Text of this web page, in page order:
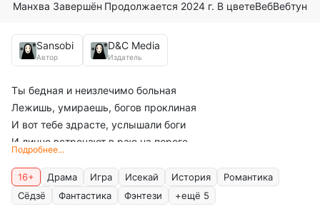
Манхва Завершён Продолжается 2024 г. В цветеВебВебтун
Sansobi
Автор
D&C Media
Издатель
Ты бедная и неизлечимо больная
Лежишь, умираешь, богов проклиная
И вот тебе здрасте, услышали боги
И лично встречают в раю на пороге
И даже хотят (во пипец!) извиниться
Дают шанс кем хочешь переродиться
И сердце задротки удар пропустило
Подробнее...
16+ Драма Игра Исекай История
Романтика
Сёдзё
Фантастика Фэнтези +ещё 5